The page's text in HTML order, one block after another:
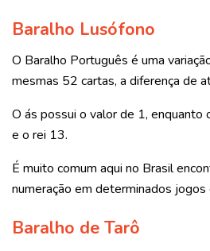
Baralho Lusófono
O Baralho Português é uma
mesmas 52 cartas, a diferença de
O ás possui o valor de 1,
e o rei 13.
É muito comum aqui no Brasil
numeração em determinados jogos
Baralho de Tarô